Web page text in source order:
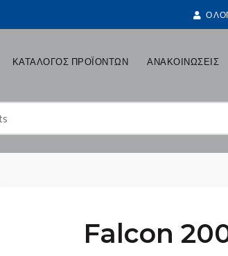
Ο
ΚΑΤΑΛΟΓΟΣ ΠΡΟΪΟΝΤΩΝ ΑΝΑΚΟΙΝΩΣΕΙΣ
Falcon